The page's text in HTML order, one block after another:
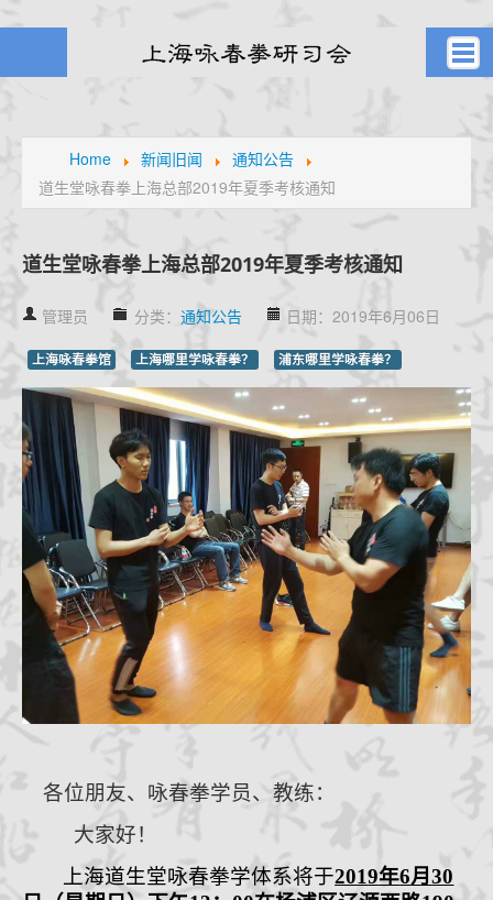
武者之风
课堂剪影
元生堂记
武林掌故
通知公告
高手点拨
名家论拳
视频课堂
咏春拳经
档案查询
学员档案
教练认证
拳馆认证
报名学习
招生简章
体系制度
Home 新闻旧闻
通知公告
道生堂咏春拳上海总部2019年夏季考核通知
道生堂咏春拳上海总部2019年夏季考核通知
管理员 分类： 通知公告 日期：2019年6月06日
上海咏春拳馆 上海哪里学咏春拳？ 浦东哪里学咏春拳？
各位朋友、咏春拳学员、教练：
大家好！
上海道生堂咏春拳学体系将于2019年6月30